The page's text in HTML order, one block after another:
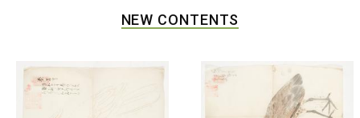
NEW CONTENTS